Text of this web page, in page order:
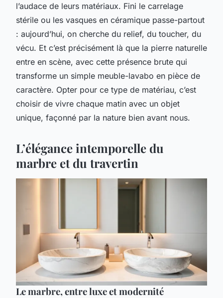
l’audace de leurs matériaux. Fini le carrelage
stérile ou les vasques en céramique passe-partout
: aujourd’hui, on cherche du relief, du toucher, du
vécu. Et c’est précisément là que la pierre naturelle
entre en scène, avec cette présence brute qui
transforme un simple meuble-lavabo en pièce de
caractère. Opter pour ce type de matériau, c’est
choisir de vivre chaque matin avec un objet
unique, façonné par la nature bien avant nous.
L’élégance intemporelle du
marbre et du travertin
Le marbre, entre luxe et modernité